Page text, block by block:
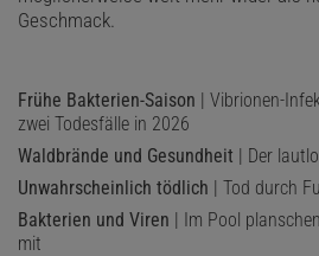
Geschmack.
Frühe Bakterien-Saison | Vibrionen-
zwei Todesfälle in 2026
Waldbrände und Gesundheit | Der
Unwahrscheinlich tödlich | Tod durch
Bakterien und Viren | Im Pool
mit